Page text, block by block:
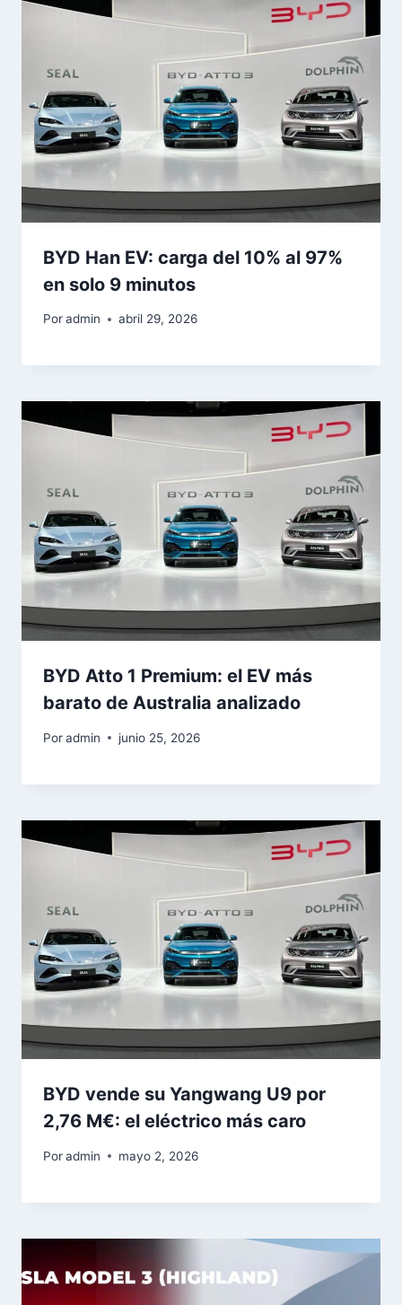
BYD Han EV: carga del 10% al 97%
en solo 9 minutos
Poradmin abril 29, 2026
BYD Atto 1 Premium: el EV más
barato de Australia analizado
Poradmin junio 25, 2026
BYD vende su Yangwang U9 por
2,76 M€: el eléctrico más caro
Poradmin mayo 2, 2026